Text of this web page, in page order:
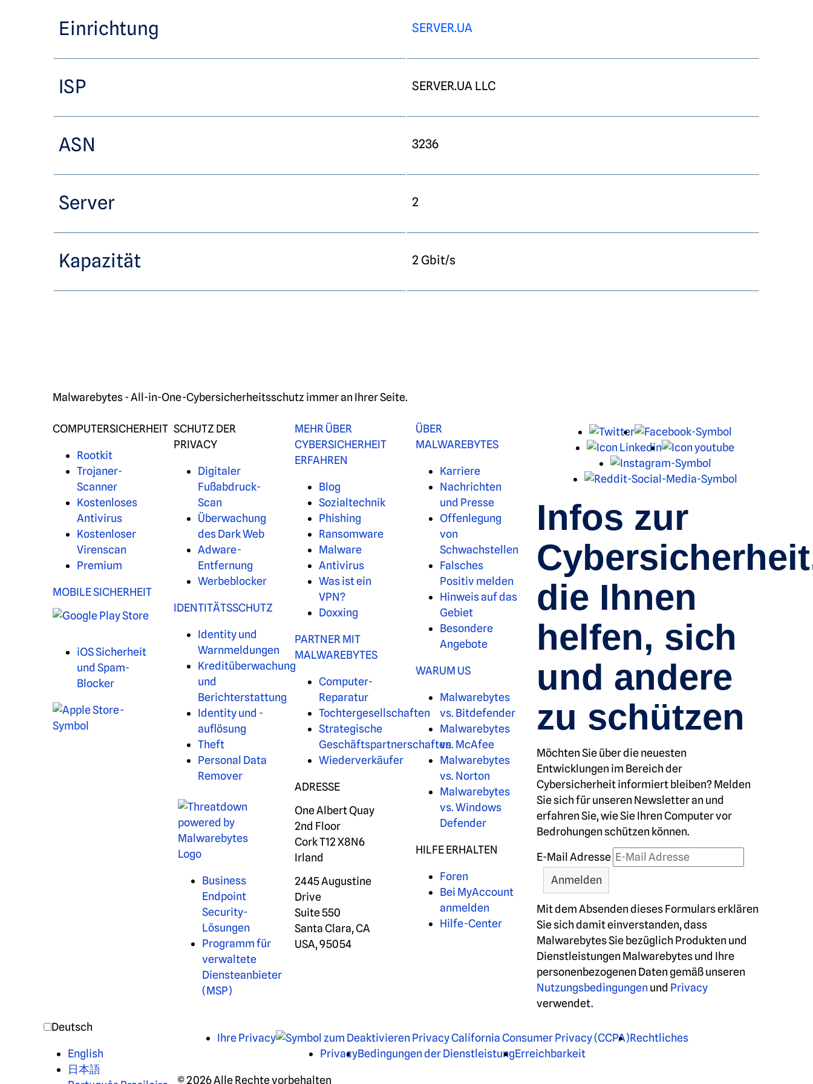
Einrichtung SERVER.UA
ISP SERVER.UA LLC
ASN 3236
Server 2
Kapazität 2 Gbit/s
Malwarebytes - All-in-One-Cybersicherheitsschutz immer an Ihrer Seite.
COMPUTERSICHERHEIT
Rootkit
Trojaner-
Scanner
Kostenloses
Antivirus
Kostenloser
Virenscan
Premium
MOBILE SICHERHEIT
iOS Sicherheit
und Spam-
Blocker
SCHUTZ DER
PRIVACY
Digitaler
Fußabdruck-
Scan
Überwachung
des Dark Web
Adware-
Entfernung
Werbeblocker
IDENTITÄTSSCHUTZ
Identity und
Warnmeldungen
Kreditüberwachung
und
Berichterstattung
Identity und -
auflösung
Theft
Personal Data
Remover
Business
Endpoint
Security-
Lösungen
Programm für
verwaltete
Diensteanbieter
(MSP)
MEHR ÜBER
CYBERSICHERHEIT
ERFAHREN
Blog
Sozialtechnik
Phishing
Ransomware
Malware
Antivirus
Was ist ein
VPN?
Doxxing
PARTNER MIT
MALWAREBYTES
Computer-
Reparatur
Tochtergesellschaften
Strategische
Geschäftspartnerschaften
Wiederverkäufer
ADRESSE
One Albert Quay
2nd Floor
Cork T12 X8N6
Irland
2445 Augustine
Drive
Suite 550
Santa Clara, CA
USA, 95054
ÜBER
MALWAREBYTES
Karriere
Nachrichten
und Presse
Offenlegung
von
Schwachstellen
Falsches
Positiv melden
Hinweis auf das
Gebiet
Besondere
Angebote
WARUM US
Malwarebytes
vs. Bitdefender
Malwarebytes
vs. McAfee
Malwarebytes
vs. Norton
Malwarebytes
vs. Windows
Defender
HILFE ERHALTEN
Foren
Bei MyAccount
anmelden
Hilfe-Center
X
LinkedIn
Youtube
Instagram
Reddit
Infos zur
die Ihnen
helfen, sich
und andere
zu schützen
Möchten Sie über die neuesten
Entwicklungen im Bereich der
Cybersicherheit informiert bleiben? Melden
Sie sich für unseren Newsletter an und
erfahren Sie, wie Sie Ihren Computer vor
Bedrohungen schützen können.
E-Mail Adresse
Mit dem Absenden dieses Formulars erklären
Sie sich damit einverstanden, dass
Malwarebytes Sie bezüglich Produkten und
Dienstleistungen Malwarebytes und Ihre
personenbezogenen Daten gemäß unseren
Nutzungsbedingungen und Privacy
verwendet.
Deutsch
English
日本語
Ihre Privacy
Rechtliches
PrivacyBedingungen der DienstleistungErreichbarkeit
© 2026 Alle Rechte vorbehalten